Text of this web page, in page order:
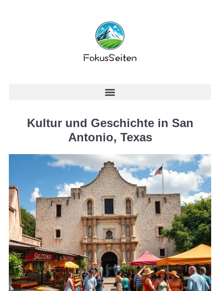
Kultur und Geschichte in San
Antonio, Texas